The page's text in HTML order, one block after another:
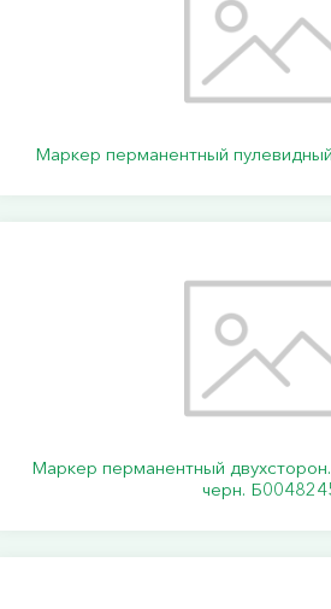
Маркер перманентный
Маркер перманентный
черн.